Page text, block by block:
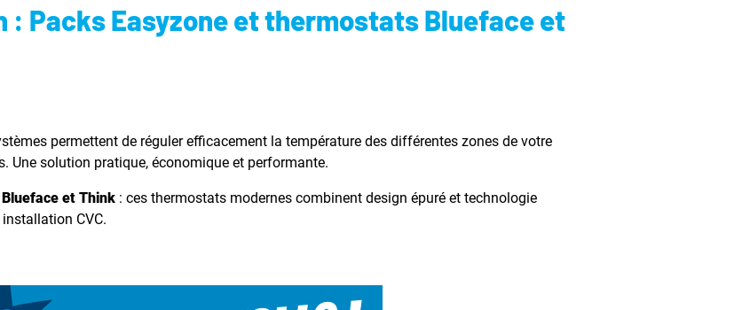
: Packs Easyzone et thermostats Blueface et
permettent de réguler efficacement la température des différentes zones de votre
Une solution pratique, économique et performante.
et Think: ces thermostats modernes combinent design épuré et technologie
CVC.